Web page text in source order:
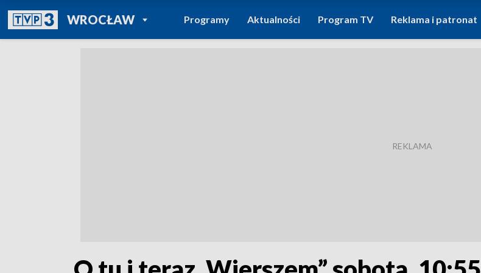
WROCŁAWPOWRÓT DO
TVP REGIONY
Programy Aktualności Program TV Reklama i patronat